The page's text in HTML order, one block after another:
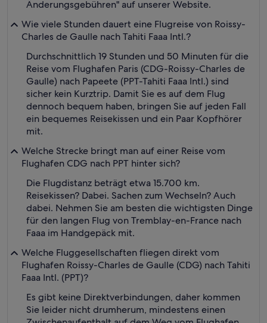
Änderungsgebühren" auf unserer Website.
Wie viele Stunden dauert eine Flugreise von Roissy-
Charles de Gaulle nach Tahiti Faaa Intl.?
Durchschnittlich 19 Stunden und 50 Minuten für die
Reise vom Flughafen Paris (CDG-Roissy-Charles de
Gaulle) nach Papeete (PPT-Tahiti Faaa Intl.) sind
sicher kein Kurztrip. Damit Sie es auf dem Flug
dennoch bequem haben, bringen Sie auf jeden Fall
ein bequemes Reisekissen und ein Paar Kopfhörer
mit.
Welche Strecke bringt man auf einer Reise vom
Flughafen CDG nach PPT hinter sich?
Die Flugdistanz beträgt etwa 15.700 km.
Reisekissen? Dabei. Sachen zum Wechseln? Auch
dabei. Nehmen Sie am besten die wichtigsten Dinge
für den langen Flug von Tremblay-en-France nach
Faaa im Handgepäck mit.
Welche Fluggesellschaften fliegen direkt vom
Flughafen Roissy-Charles de Gaulle (CDG) nach Tahiti
Faaa Intl. (PPT)?
Es gibt keine Direktverbindungen, daher kommen
Sie leider nicht drumherum, mindestens einen